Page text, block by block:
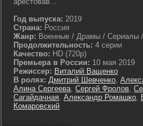
Год выпуска: 2019
Страна: Россия
Жанр: Военные / Драмы / Сериалы
Продолжительность: 4 серии
Качество: HD (720p)
Премьера в России: 10 мая 2019
Режиссер: Виталий Ващенко
В ролях: Дмитрий Шевченко,
Алина Сергеева, Сергей Фролов,
Сагайдачная, Александр Ромашко,
Комаровский